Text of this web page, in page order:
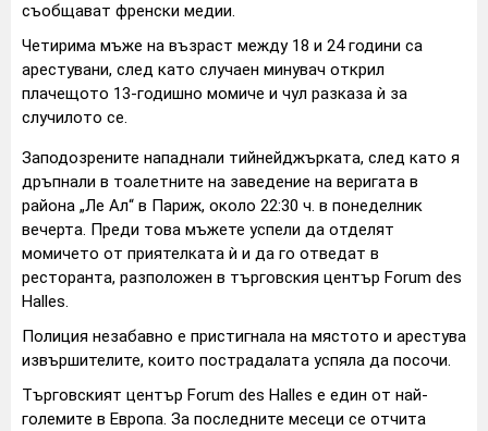
съобщават френски медии.
Четирима мъже на възраст между 18 и 24 години са
арестувани, след като случаен минувач открил
плачещото 13-годишно момиче и чул разказа ѝ за
случилото се.
Заподозрените нападнали тийнейджърката, след като я
дръпнали в тоалетните на заведение на веригата в
района „Ле Ал“ в Париж, около 22:30 ч. в понеделник
вечерта. Преди това мъжете успели да отделят
момичето от приятелката ѝ и да го отведат в
ресторанта, разположен в търговския център Forum des
Halles.
Полиция незабавно е пристигнала на мястото и арестува
извършителите, които пострадалата успяла да посочи.
Търговският център Forum des Halles е един от най-
големите в Европа. За последните месеци се отчита